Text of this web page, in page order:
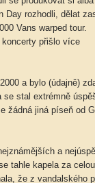
Day rozhodli, dělat
Vans warped tour.
koncerty přišlo více
a bylo (údajně)
stal extrémně
žádná jiná píseň od
a
tahle kapela za
že z vandalského